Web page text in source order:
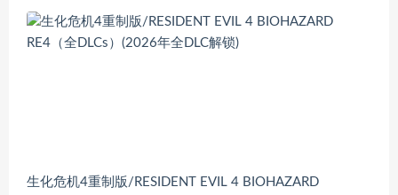
生化危机4重制版/RESIDENT EVIL 4 BIOHAZARD